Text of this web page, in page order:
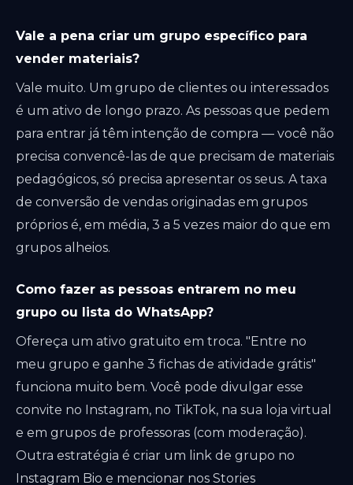
Vale a pena criar um grupo específico para
vender materiais?
Vale muito. Um grupo de clientes ou interessados
é um ativo de longo prazo. As pessoas que pedem
para entrar já têm intenção de compra — você não
precisa convencê-las de que precisam de materiais
pedagógicos, só precisa apresentar os seus. A taxa
de conversão de vendas originadas em grupos
próprios é, em média, 3 a 5 vezes maior do que em
grupos alheios.
Como fazer as pessoas entrarem no meu
grupo ou lista do WhatsApp?
Ofereça um ativo gratuito em troca. "Entre no
meu grupo e ganhe 3 fichas de atividade grátis"
funciona muito bem. Você pode divulgar esse
convite no Instagram, no TikTok, na sua loja virtual
e em grupos de professoras (com moderação).
Outra estratégia é criar um link de grupo no
Instagram Bio e mencionar nos Stories